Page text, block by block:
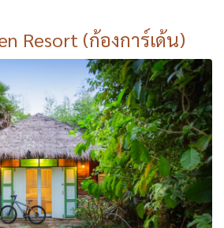
Resort (ก้องการ์เด้น)